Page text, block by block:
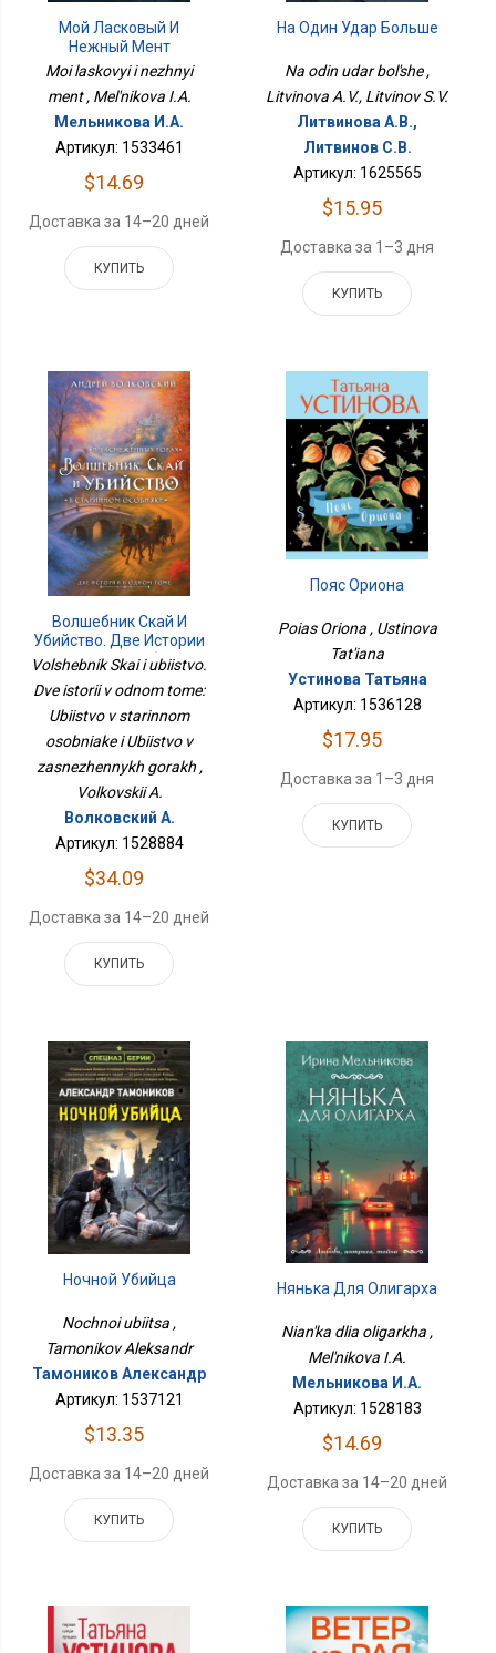
Мой Ласковый И
Нежный Мент
Moi laskovyi i nezhnyi
ment , Mel'nikova I.A.
Мельникова И.А.
Артикул: 1533461
$14.69
Доставка за 14–20 дней
КУПИТЬ
На Один Удар Больше
Na odin udar bol'she ,
Litvinova A.V., Litvinov S.V.
Литвинова А.В.,
Литвинов С.В.
Артикул: 1625565
$15.95
Доставка за 1–3 дня
КУПИТЬ
Волшебник Скай И
Убийство. Две Истории
В Одном Томе: Убийство
Убийство В
Заснеженных Горах
Volshebnik Skai i ubiistvo.
Dve istorii v odnom tome:
Ubiistvo v starinnom
osobniake i Ubiistvo v
zasnezhennykh gorakh ,
Volkovskii A.
Волковский А.
Артикул: 1528884
$34.09
Доставка за 14–20 дней
КУПИТЬ
Пояс Ориона
Poias Oriona , Ustinova
Tat'iana
Устинова Татьяна
Артикул: 1536128
$17.95
Доставка за 1–3 дня
КУПИТЬ
Ночной Убийца
Nochnoi ubiitsa ,
Tamonikov Aleksandr
Тамоников Александр
Артикул: 1537121
$13.35
Доставка за 14–20 дней
КУПИТЬ
Нянька Для Олигарха
Nian'ka dlia oligarkha ,
Mel'nikova I.A.
Мельникова И.А.
Артикул: 1528183
$14.69
Доставка за 14–20 дней
КУПИТЬ